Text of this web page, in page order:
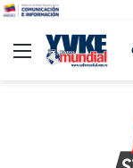
Menu